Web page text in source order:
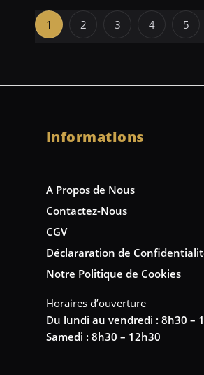
1 2 3 4 5
Informations
A Propos de Nous
Contactez-Nous
CGV
Déclararation de
Notre Politique de Cookies
Horaires d’ouverture
Du lundi au vendredi : 8h30 –
Samedi : 8h30 – 12h30